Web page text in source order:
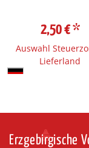
2,50 €*
Auswahl
Lieferland
Erzgebirgische